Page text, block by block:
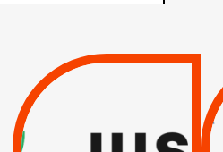
VIOLATIONS DES